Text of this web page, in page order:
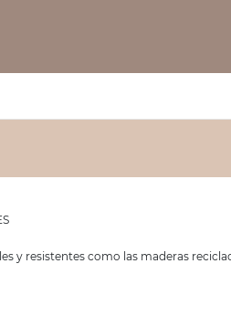
y resistentes como las maderas